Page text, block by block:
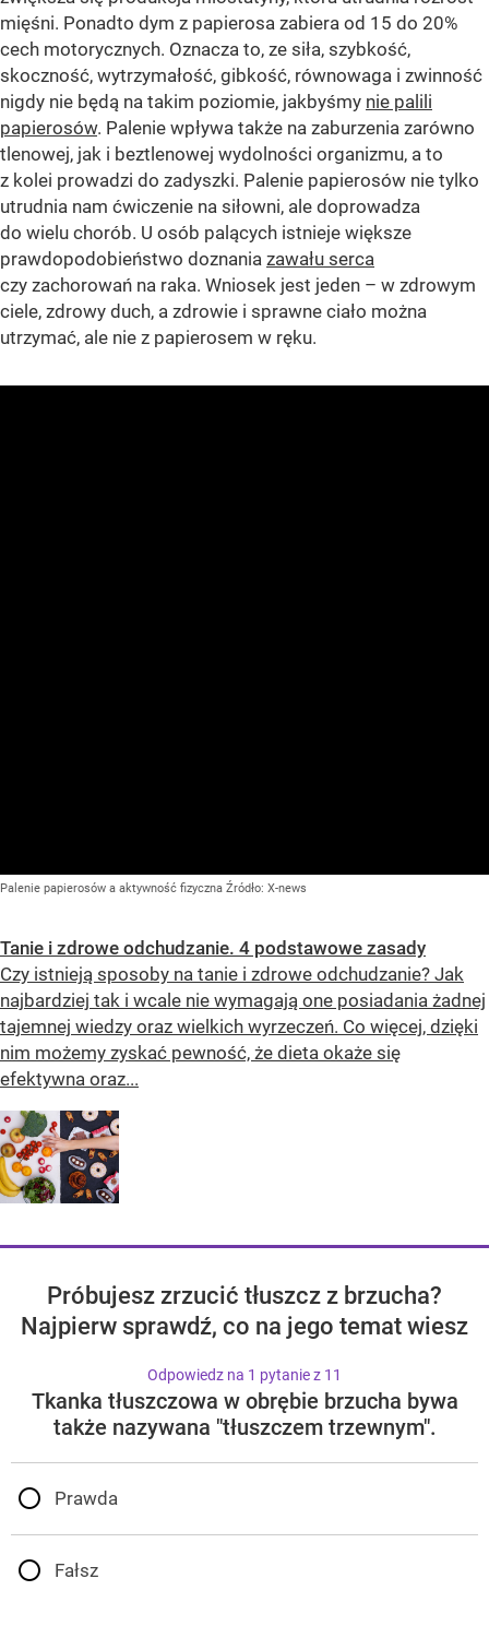
mięśni. Ponadto dym z papierosa zabiera od 15 do 20%
cech motorycznych. Oznacza to, ze siła, szybkość,
skoczność, wytrzymałość, gibkość, równowaga i zwinność
nigdy nie będą na takim poziomie, jakbyśmy nie palili
papierosów. Palenie wpływa także na zaburzenia zarówno
tlenowej, jak i beztlenowej wydolności organizmu, a to
z kolei prowadzi do zadyszki. Palenie papierosów nie tylko
utrudnia nam ćwiczenie na siłowni, ale doprowadza
do wielu chorób. U osób palących istnieje większe
prawdopodobieństwo doznania zawału serca
czy zachorowań na raka. Wniosek jest jeden – w zdrowym
ciele, zdrowy duch, a zdrowie i sprawne ciało można
utrzymać, ale nie z papierosem w ręku.
Palenie papierosów a aktywność fizyczna Źródło: X-news
Tanie i zdrowe odchudzanie. 4 podstawowe zasady
Czy istnieją sposoby na tanie i zdrowe odchudzanie? Jak
najbardziej tak i wcale nie wymagają one posiadania żadnej
tajemnej wiedzy oraz wielkich wyrzeczeń. Co więcej, dzięki
nim możemy zyskać pewność, że dieta okaże się
efektywna oraz...
Próbujesz zrzucić tłuszcz z brzucha?
Najpierw sprawdź, co na jego temat wiesz
Odpowiedz na 1 pytanie z 11
Tkanka tłuszczowa w obrębie brzucha bywa
także nazywana "tłuszczem trzewnym".
Prawda
Fałsz